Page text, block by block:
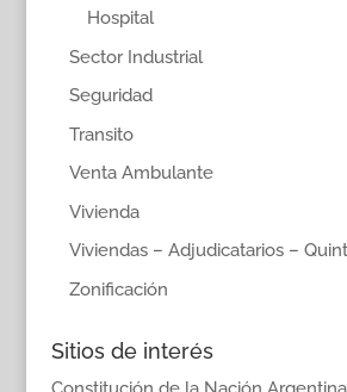
Hospital
Sector Industrial
Seguridad
Transito
Venta Ambulante
Vivienda
Viviendas – Adjudicatarios –
Zonificación
Sitios de interés